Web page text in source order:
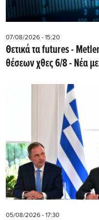
07/08/2026 - 15:20
Θετικά τα futures -
θέσεων χθες 6/8 - Νέα
05/08/2026 - 17:30